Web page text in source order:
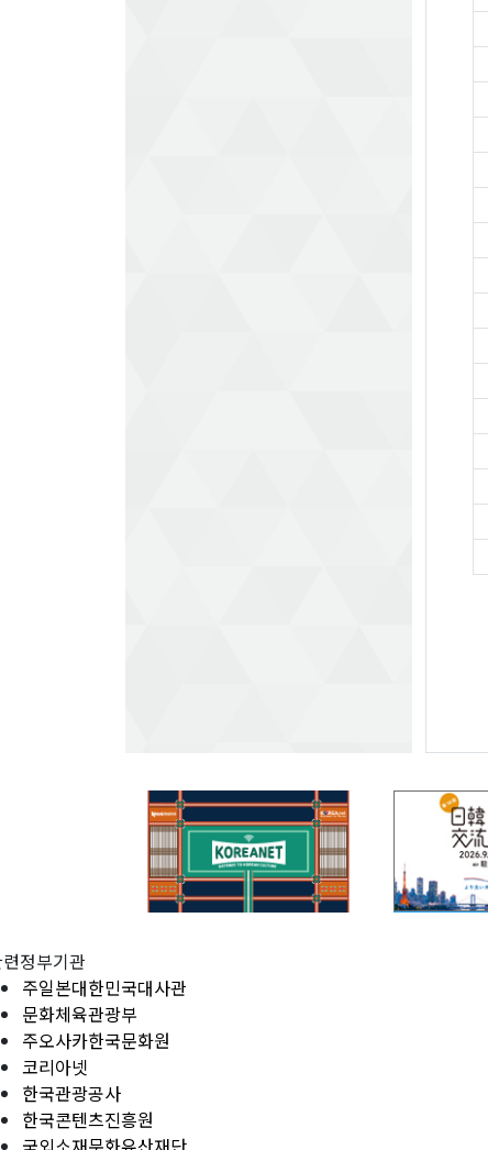
정부기관
주일본대한민국대사관
문화체육관광부
주오사카한국문화원
코리아넷
한국관광공사
한국콘텐츠진흥원